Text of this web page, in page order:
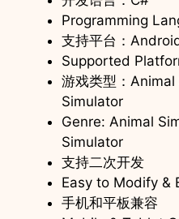
Programming
支持平台：
Supported
游戏类型：
Simulator
Genre: Animal
Simulator
支持二次开发
Easy to Modify &
手机和平板兼容